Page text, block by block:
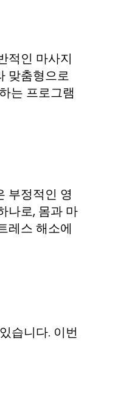
적인 마사지
맞춤형으로
는 프로그램
부정적인 영
나로, 몸과 마
레스 해소에
습니다. 이번